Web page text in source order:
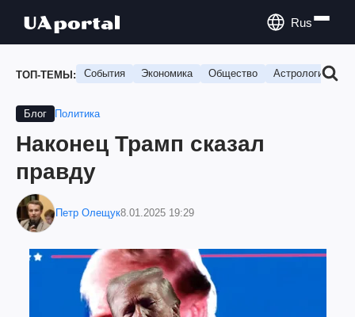
Rus
ТОП-ТЕМЫ: События Экономика Общество Астрология
Блог Политика
Наконец Трамп сказал
правду
Петр Олещук8.01.2025 19:29